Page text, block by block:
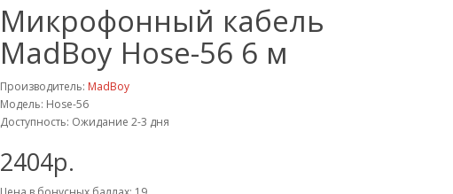
Микрофонный кабель
MadBoy Hose-56 6 м
Производитель: MadBoy
Модель: Hose-56
Доступность: Ожидание 2-3 дня
2404р.